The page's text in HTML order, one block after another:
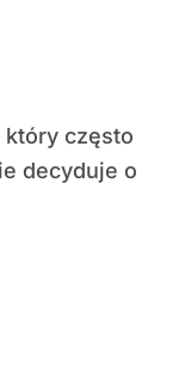
decyduje o